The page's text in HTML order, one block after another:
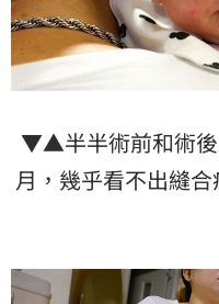
▼▲半半術前和術後
月，幾乎看不出縫